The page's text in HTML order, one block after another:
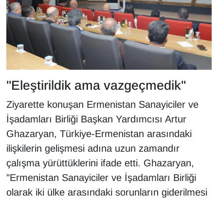
"Eleştirildik ama vazgeçmedik"
Ziyarette konuşan Ermenistan Sanayiciler ve
İşadamları Birliği Başkan Yardımcısı Artur
Ghazaryan, Türkiye-Ermenistan arasındaki
ilişkilerin gelişmesi adına uzun zamandır
çalışma yürüttüklerini ifade etti. Ghazaryan,
"Ermenistan Sanayiciler ve İşadamları Birliği
olarak iki ülke arasındaki sorunların giderilmesi
POLİTİKA
Resmi İlanlar
RÖPORTAJ
SAĞLIK
Seri İlan
Sinema - TV
SİYASET
SPOR